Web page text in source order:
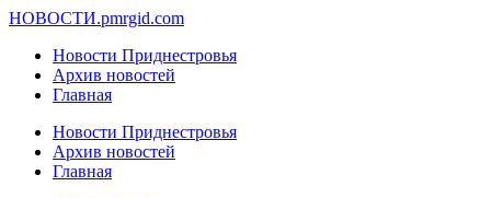
НОВОСТИ.pmrgid.com
Новости Приднестровья
Архив новостей
Главная
Новости Приднестровья
Архив новостей
Главная